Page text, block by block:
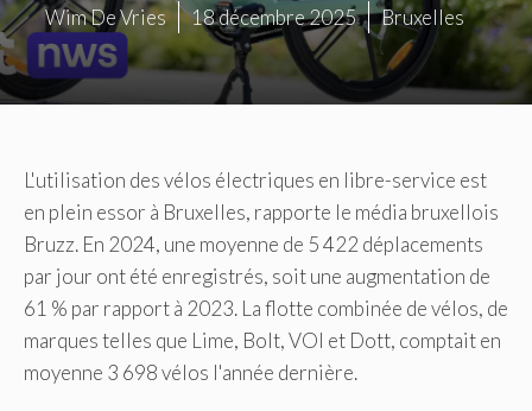
Wim De Vries 18 décembre 2025 Bruxelles
L'utilisation des vélos électriques en libre-service est
en plein essor à Bruxelles, rapporte le média bruxellois
Bruzz. En 2024, une moyenne de 5 422 déplacements
par jour ont été enregistrés, soit une augmentation de
61 % par rapport à 2023. La flotte combinée de vélos, de
marques telles que Lime, Bolt, VOI et Dott, comptait en
moyenne 3 698 vélos l'année dernière.